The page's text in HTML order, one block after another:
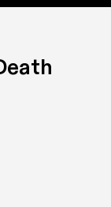
sulle zone
sapere con
tipi di
anni,
molti studi